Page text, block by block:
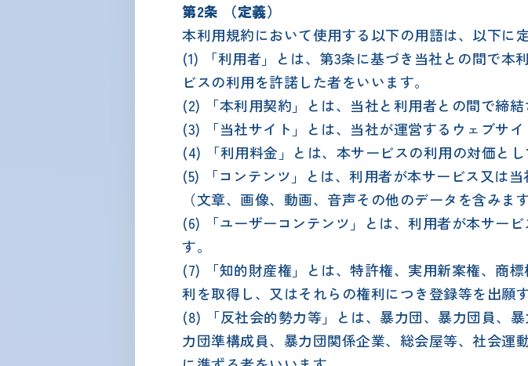
第2条 （定義）
本利用規約において使用する以下の用語は、以下に
(1) 「利用者」とは、第3条に基づき当社との間で
ビスの利用を許諾した者をいいます。
(2) 「本利用契約」とは、当社と利用者との間で締
(3) 「当社サイト」とは、当社が運営するウェブサ
(4) 「利用料金」とは、本サービスの利用の対価と
(5) 「コンテンツ」とは、利用者が本サービス又は
（文章、画像、動画、音声その他のデータを含みま
(6) 「ユーザーコンテンツ」とは、利用者が本サー
す。
(7) 「知的財産権」とは、特許権、実用新案権、商
利を取得し、又はそれらの権利につき登録等を出願
(8) 「反社会的勢力等」とは、暴力団、暴力団員、
力団準構成員、暴力団関係企業、総会屋等、社会運